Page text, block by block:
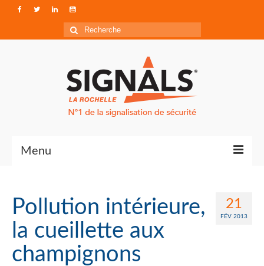
Rechercher
:
Menu
Qui sommes-nous ?
Accéder à Signals
21
FÉV 2013
Pollution intérieure,
la cueillette aux
champignons